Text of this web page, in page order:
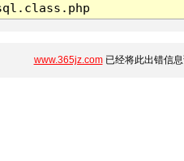
www.365jz.com已经将此出错信